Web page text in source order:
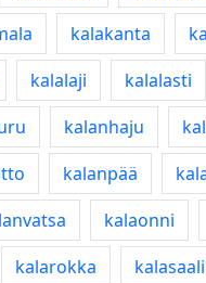
kalakanta
kalalaji kalalasti
kalanhaju
kalanpää
kalaonni
kalarokka kalasaali